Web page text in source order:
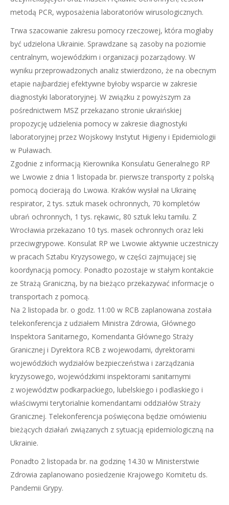
metodą PCR, wyposażenia laboratoriów wirusologicznych.
Trwa szacowanie zakresu pomocy rzeczowej, która mogłaby
być udzielona Ukrainie. Sprawdzane są zasoby na poziomie
centralnym, wojewódzkim i organizacji pozarządowy. W
wyniku przeprowadzonych analiz stwierdzono, że na obecnym
etapie najbardziej efektywne byłoby wsparcie w zakresie
diagnostyki laboratoryjnej. W związku z powyższym za
pośrednictwem MSZ przekazano stronie ukraińskiej
propozycję udzielenia pomocy w zakresie diagnostyki
laboratoryjnej przez Wojskowy Instytut Higieny i Epidemiologii
w Puławach.
Zgodnie z informacją Kierownika Konsulatu Generalnego RP
we Lwowie z dnia 1 listopada br. pierwsze transporty z polską
pomocą docierają do Lwowa. Kraków wysłał na Ukrainę
respirator, 2 tys. sztuk masek ochronnych, 70 kompletów
ubrań ochronnych, 1 tys. rękawic, 80 sztuk leku tamilu. Z
Wrocławia przekazano 10 tys. masek ochronnych oraz leki
przeciwgrypowe. Konsulat RP we Lwowie aktywnie uczestniczy
w pracach Sztabu Kryzysowego, w części zajmującej się
koordynacją pomocy. Ponadto pozostaje w stałym kontakcie
ze Strażą Graniczną, by na bieżąco przekazywać informacje o
transportach z pomocą.
Na 2 listopada br. o godz. 11:00 w RCB zaplanowana została
telekonferencja z udziałem Ministra Zdrowia, Głównego
Inspektora Sanitarnego, Komendanta Głównego Straży
Granicznej i Dyrektora RCB z wojewodami, dyrektorami
wojewódzkich wydziałów bezpieczeństwa i zarządzania
kryzysowego, wojewódzkimi inspektorami sanitarnymi
z województw podkarpackiego, lubelskiego i podlaskiego i
właściwymi terytorialnie komendantami oddziałów Straży
Granicznej. Telekonferencja poświęcona będzie omówieniu
bieżących działań związanych z sytuacją epidemiologiczną na
Ukrainie.
Ponadto 2 listopada br. na godzinę 14.30 w Ministerstwie
Zdrowia zaplanowano posiedzenie Krajowego Komitetu ds.
Pandemii Grypy.